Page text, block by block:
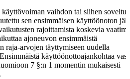
vaihdon tai siihen
sen ensimmäisen käyttöönoton
rajoittamista koskevia
ajoneuvon ensimmäistä
raja-arvojen täyttymiseen uudella
käyttöönottoajankohtaa
7 §:n 1 momentin mukaisesti